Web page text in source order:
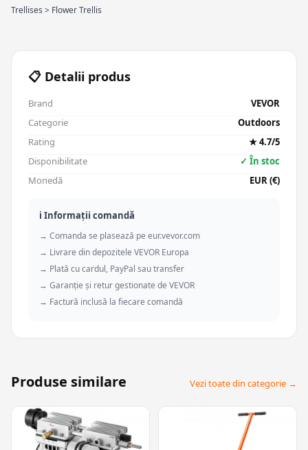
Trellises > Flower Trellis
📋 Detalii produs
Brand
VEVOR
Categorie
Outdoors
Rating
★ 4.7/5
Disponibilitate
✓ În stoc
Monedă
EUR (€)
ℹ️ Informații comandă
→ Comanda se plasează pe eur.vevor.com
→ Livrare din depozitele VEVOR Europa
→ Plată cu cardul, PayPal sau transfer
→ Garanție și retur gestionate de VEVOR
→ Factură inclusă la fiecare comandă
Produse similare Vezi toate din categorie →